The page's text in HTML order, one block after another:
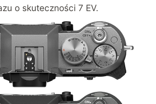
o skuteczności 7 EV.